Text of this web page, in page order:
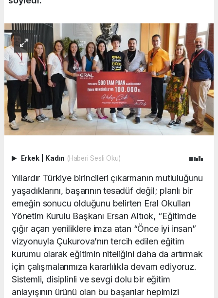
Erkek Kadın (Haberi Sesli Oku)
Yıllardır Türkiye birincileri çıkarmanın mutluluğunu
yaşadıklarını, başarının tesadüf değil; planlı bir
emeğin sonucu olduğunu belirten Eral Okulları
Yönetim Kurulu Başkanı Ersan Altıok, “Eğitimde
çığır açan yeniliklere imza atan “Önce iyi insan”
vizyonuyla Çukurova’nın tercih edilen eğitim
kurumu olarak eğitimin niteliğini daha da artırmak
için çalışmalarımıza kararlılıkla devam ediyoruz.
Sistemli, disiplinli ve sevgi dolu bir eğitim
anlayışının ürünü olan bu başarılar hepimizi